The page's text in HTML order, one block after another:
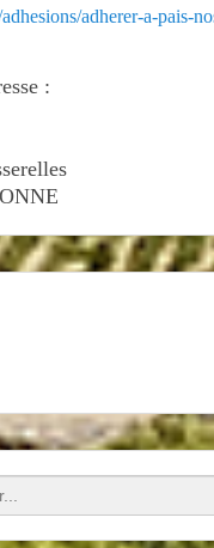
adherer-a-pais-
: